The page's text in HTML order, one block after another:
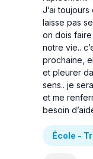
J’ai
laisse pas
on dois
notre vie..
prochaine,
et pleurer
sens.. je
et me
besoin
École -